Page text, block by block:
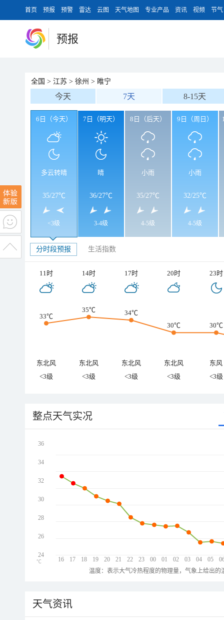
首页 预报 预警 雷达 云图 天气地图 专业产品 资讯 视频 节气
预报
全国 > 江苏 > 徐州 > 睢宁
今天 7天 8-15天
6日（今天）
多云转晴
35/27℃
<3级
7日（明天）
晴
36/27℃
3-4级
8日（后天）
小雨
35/27℃
4-5级
9日（周日）
小雨
32/25℃
4-5级
分时段预报 生活指数
11时 14时 17时 20时 23时
33℃
35℃
34℃
30℃
30℃
东北风 东北风 东北风 东北风
东风
<3级
<3级 <3级 <3级 <3级
整点天气实况
16 17 18 19 20 21 22 23 00 01 02 03 04 05
36
34
32
30
28
26
24
℃
温度：表示大气冷热程度的物理量，气象上给出
天气资讯